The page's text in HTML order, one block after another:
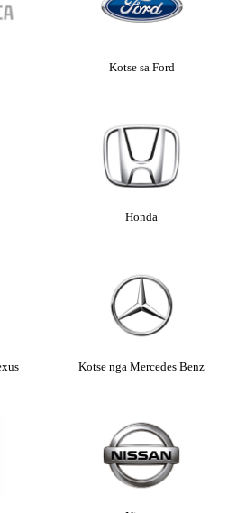
Kotse sa Ford
Honda
Kotse nga Mercedes Benz